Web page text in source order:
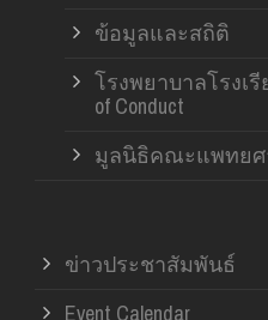
ข้อมูลและสถิติ
โรงพยาบาลโรงเ
of Conduct
มูลนิธิคณะแพทย
ข่าวประชาสัมพันธ์
Event Calendar